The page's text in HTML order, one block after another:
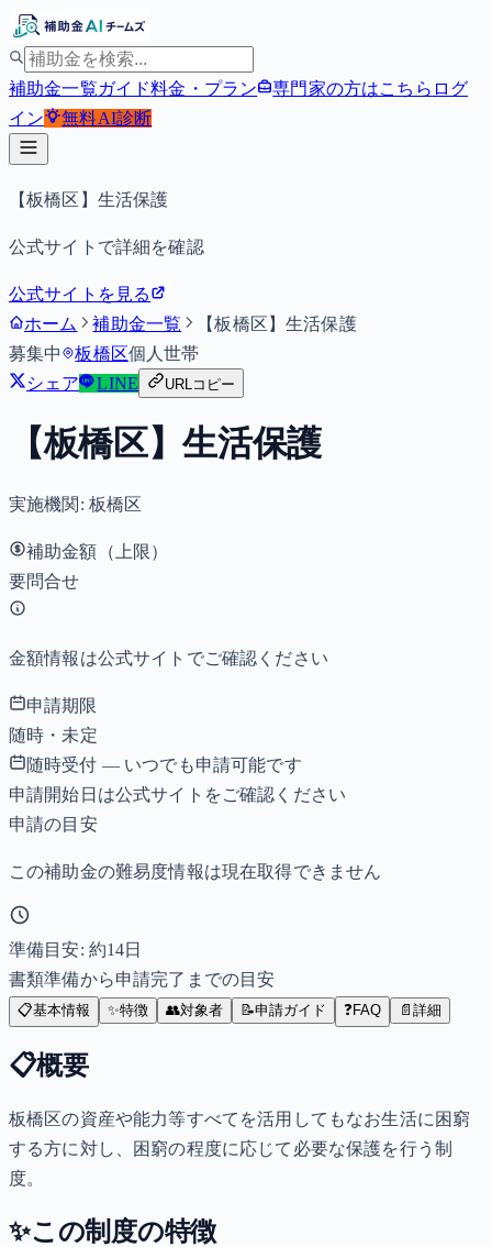
補助金一覧ガイド料金・プラン 専門家の方はこちら ログ
イン
無料AI診断
【板橋区】生活保護
公式サイトで詳細を確認
公式サイトを見る
ホーム
補助金一覧
【板橋区】生活保護
募集中
板橋区個人世帯
シェア
LINE URLコピー
【板橋区】生活保護
実施機関: 板橋区
補助金額（上限）
要問合せ
金額情報は公式サイトでご確認ください
申請期限
随時・未定
随時受付 — いつでも申請可能です
申請開始日は公式サイトをご確認ください
申請の目安
この補助金の難易度情報は現在取得できません
準備目安: 約14日
書類準備から申請完了までの目安
📋基本情報 ✨特徴 👥対象者 📝申請ガイド ❓FAQ 📄 詳細
📋概要
板橋区の資産や能力等すべてを活用してもなお生活に困窮
する方に対し、困窮の程度に応じて必要な保護を行う制
度。
✨この制度の特徴